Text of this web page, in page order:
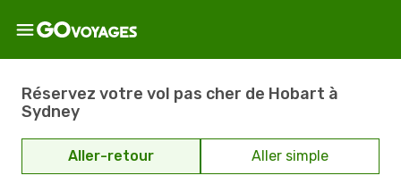
Réservez votre vol pas cher de Hobart à
Sydney
Aller-retour Aller simple